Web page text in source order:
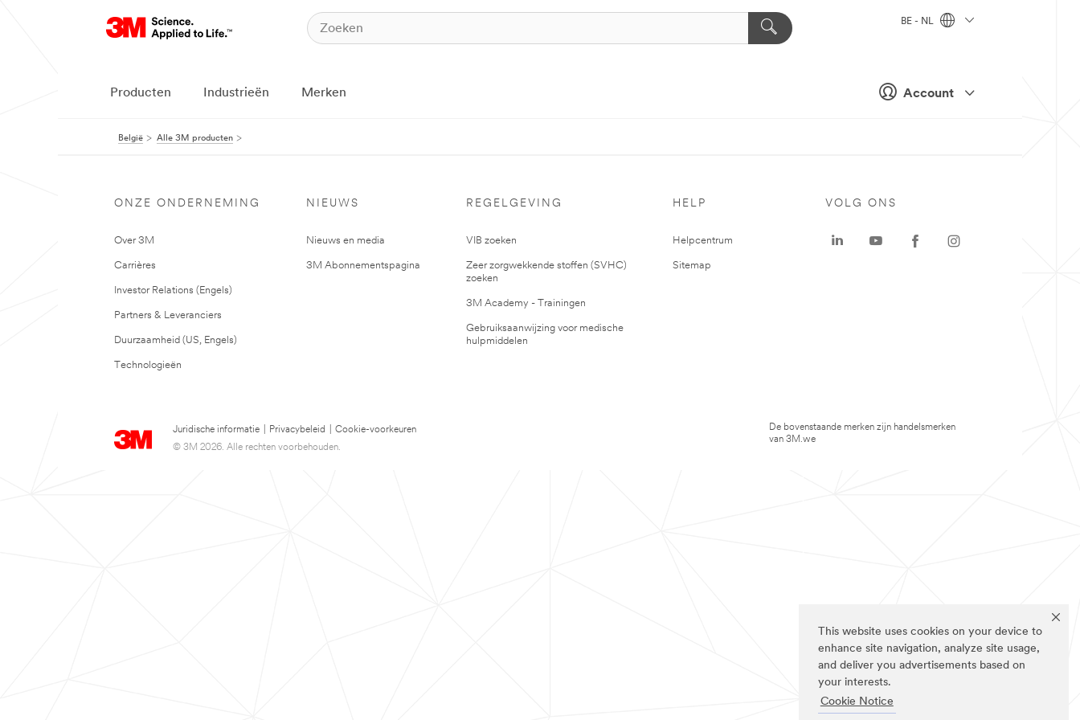
This website uses cookies on your device to
enhance site navigation, analyze site usage,
and deliver you advertisements based on
your interests.
Cookie Notice
Account
BE - NL
Producten Industrieën Merken
België Alle 3M producten
ONZE ONDERNEMING
Over 3M
Carrières
Investor Relations (Engels)
Partners & Leveranciers
Duurzaamheid (US, Engels)
Technologieën
NIEUWS
Nieuws en media
3M Abonnementspagina
REGELGEVING
VIB zoeken
Zeer zorgwekkende stoffen (SVHC)
zoeken
3M Academy - Trainingen
Gebruiksaanwijzing voor medische
hulpmiddelen
HELP
Helpcentrum
Sitemap
Juridische informatie Privacybeleid
Cookie-voorkeuren
© 3M 2026. Alle rechten voorbehouden.
VOLG ONS
De bovenstaande merken zijn handelsmerken
van 3M.we